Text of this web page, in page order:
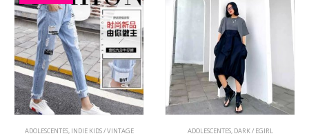
ADOLESCENTES, INDIE KIDS / VINTAGE ADOLESCENTES, DARK / EGIRL